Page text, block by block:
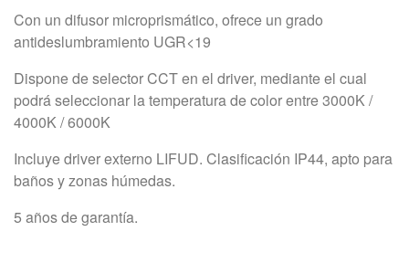
Con un difusor microprismático, ofrece un grado
antideslumbramiento UGR<19
Dispone de selector CCT en el driver, mediante el cual
podrá seleccionar la temperatura de color entre 3000K /
4000K / 6000K
Incluye driver externo LIFUD. Clasificación IP44, apto para
baños y zonas húmedas.
5 años de garantía.